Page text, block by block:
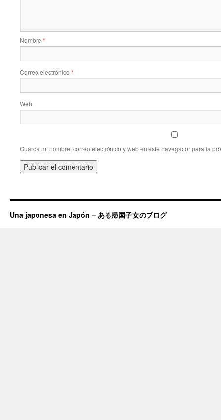
Nombre *
Correo electrónico *
Web
Guarda mi nombre, correo electrónico y web en este navegador para la
Una japonesa en Japón – ある帰国子女のブログ